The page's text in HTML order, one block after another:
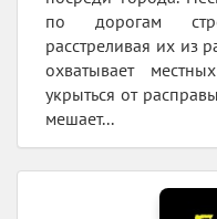
по дорогам
расстреливая их из
охватывает
укрыться от
мешает...